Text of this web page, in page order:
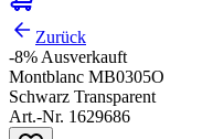
Zurück
-8%Ausverkauft
Montblanc MB0305O
Schwarz Transparent
Art.-Nr. 1629686